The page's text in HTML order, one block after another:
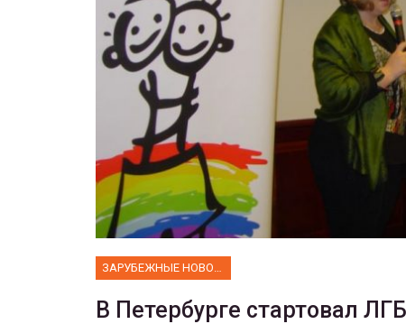
ЗАРУБЕЖНЫЕ НОВОСТИ
В Петербурге стартовал
Военнослужащие-
Июл 27, 2017